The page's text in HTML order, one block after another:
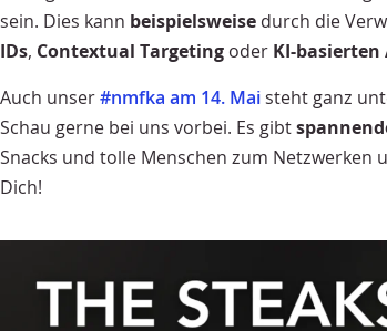
sein. Dies kann beispielsweise durch die
IDs, Contextual Targeting oder KI-basierten
Auch unser#nmfka am 14. Maisteht ganz
Schau gerne bei uns vorbei. Es gibt
Snacks und tolle Menschen zum Netzwerken
Dich!